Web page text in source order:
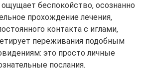
беспокойство, осознанно
прохождение лечения,
контакта с иглами,
переживания подобным
это просто личные
послания.